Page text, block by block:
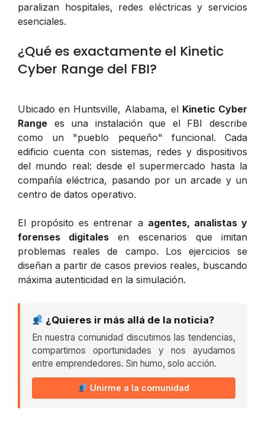
paralizan hospitales, redes eléctricas y servicios
esenciales.
¿Qué es exactamente el Kinetic
Cyber Range del FBI?
Ubicado en Huntsville, Alabama, el Kinetic Cyber
Range es una instalación que el FBI describe
como un "pueblo pequeño" funcional. Cada
edificio cuenta con sistemas, redes y dispositivos
del mundo real: desde el supermercado hasta la
compañía eléctrica, pasando por un arcade y un
centro de datos operativo.
El propósito es entrenar a agentes, analistas y
forenses digitales en escenarios que imitan
problemas reales de campo. Los ejercicios se
diseñan a partir de casos previos reales, buscando
máxima autenticidad en la simulación.
¿Quieres ir más allá de la noticia?
En nuestra comunidad discutimos las tendencias,
compartimos oportunidades y nos ayudamos
entre emprendedores. Sin humo, solo acción.
Unirme a la comunidad